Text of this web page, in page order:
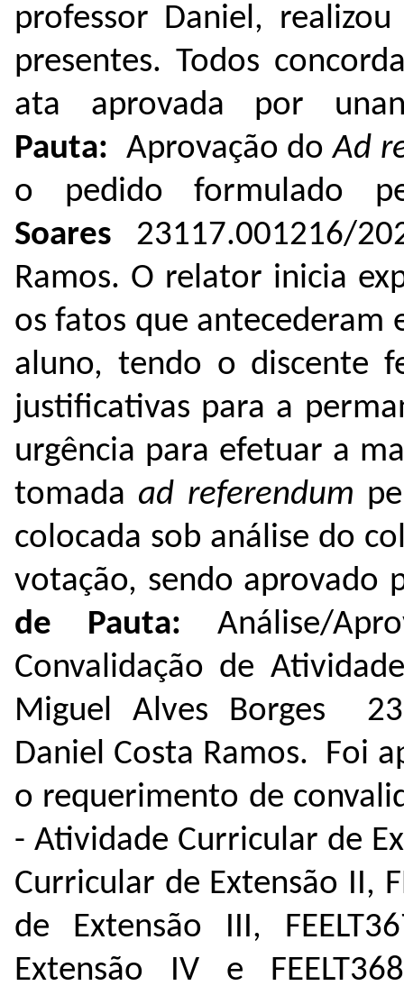
professor Daniel,
presentes. Todos
ata aprovada por
Pauta: Aprovação doAd
o pedido formulado
Soares 23117.001216/
Ramos. O relator inicia
os fatos que antecederam
aluno, tendo o discente
justificativas para a
urgência para efetuar a
tomada ad referendum
colocada sob análise do
votação, sendo aprovado
de Pauta:Análise/
Convalidação de
Miguel Alves Borges
Daniel Costa Ramos. Foi
o requerimento de
- Atividade Curricular de
Curricular de Extensão II,
de Extensão III,
Extensão IV e